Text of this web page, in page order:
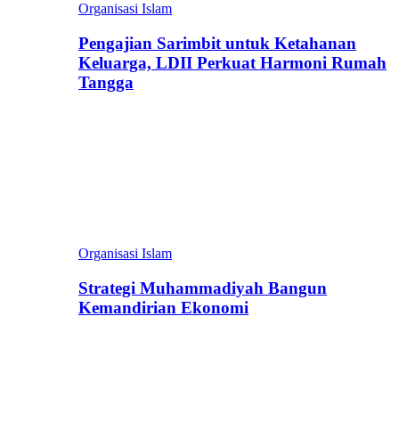
Organisasi Islam
Pengajian Sarimbit untuk Ketahanan
Keluarga, LDII Perkuat Harmoni Rumah
Tangga
Organisasi Islam
Strategi Muhammadiyah Bangun
Kemandirian Ekonomi